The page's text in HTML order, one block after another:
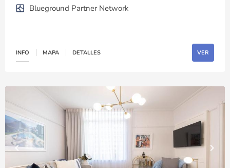
Blueground Partner Network
INFO MAPA DETALLES VER